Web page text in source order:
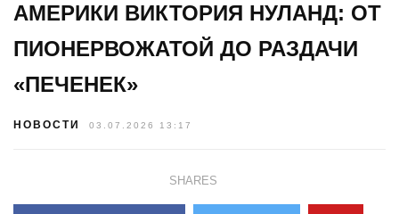
АМЕРИКИ ВИКТОРИЯ НУЛАНД: ОТ
ПИОНЕРВОЖАТОЙ ДО РАЗДАЧИ
«ПЕЧЕНЕК»
НОВОСТИ 03.07.2026 13:17
SHARES